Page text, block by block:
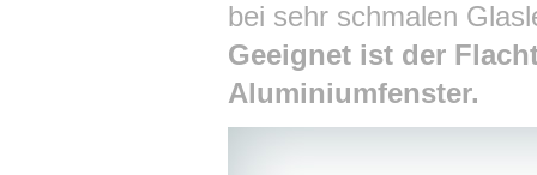
bei sehr schmalen
Geeignet ist der
Aluminiumfenster.